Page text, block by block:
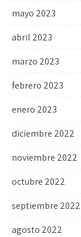
mayo 2023
abril 2023
marzo 2023
febrero 2023
enero 2023
diciembre 2022
noviembre 2022
octubre 2022
septiembre 2022
agosto 2022